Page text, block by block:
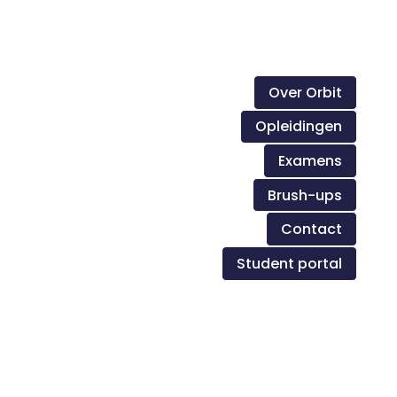
Over Orbit
Opleidingen
Examens
Brush-ups
Contact
Student portal